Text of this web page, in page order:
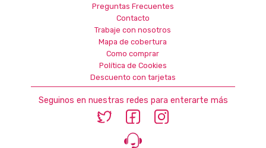
Preguntas Frecuentes
Contacto
Trabaje con nosotros
Mapa de cobertura
Como comprar
Política de Cookies
Descuento con tarjetas
Seguinos en nuestras redes para enterarte más